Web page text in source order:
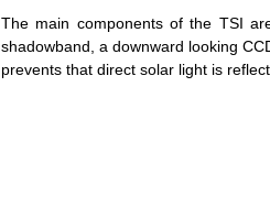
The main components of the TSI
shadowband, a downward looking
prevents that direct solar light is